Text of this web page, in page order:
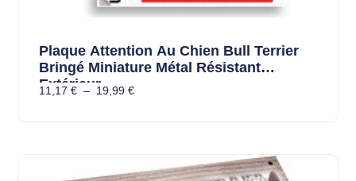
Plaque Attention Au Chien Bull Terrier
Bringé Miniature Métal Résistant
Extérieur
11,17 € – 19,99 €